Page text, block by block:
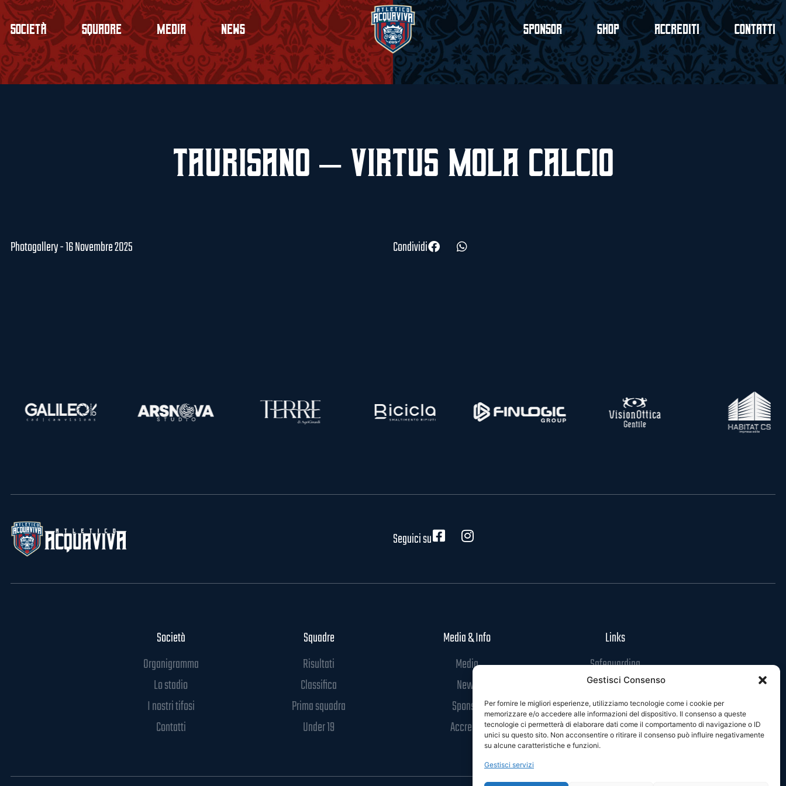
Gestisci Consenso
Per fornire le migliori esperienze, utilizziamo tecnologie come i cookie per
memorizzare e/o accedere alle informazioni del dispositivo. Il consenso a queste
tecnologie ci permetterà di elaborare dati come il comportamento di navigazione o ID
unici su questo sito. Non acconsentire o ritirare il consenso può influire negativamente
su alcune caratteristiche e funzioni.
Gestisci servizi
Società Squadre Media News Sponsor Shop Accrediti Contatti
Taurisano – Virtus Mola Calcio
Photogallery - 16 Novembre 2025 Condividi
Seguici su
Società
Organigramma
Lo stadio
I nostri tifosi
Contatti
Squadre
Risultati
Classifica
Prima squadra
Under 19
Media & Info
Media
News
Sponsor
Accrediti
Links
Safeguarding
Codice di Condotta
Privacy Policy
Cookie Policy